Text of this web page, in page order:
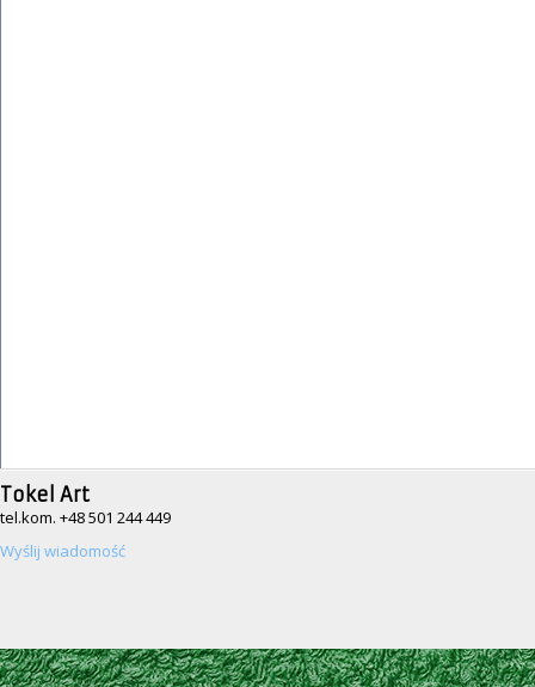
Tokel Art
tel.kom. +48 501 244 449
Wyślij wiadomość